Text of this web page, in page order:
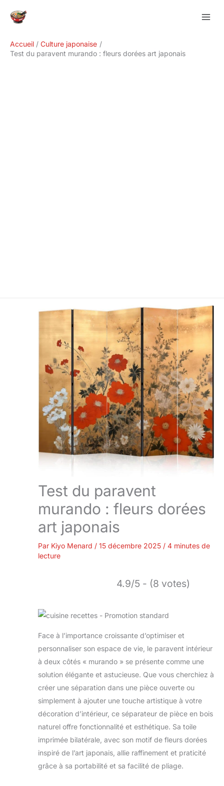
Accueil
Culture japonaise
Test du paravent murando : fleurs dorées art japonais
Test du paravent
murando : fleurs dorées
art japonais
Par Kiyo Menard / 15 décembre 2025 / 4 minutes de
lecture
4.9/5 - (8 votes)
Face à l’importance croissante d’optimiser et
personnaliser son espace de vie, le paravent intérieur
à deux côtés « murando » se présente comme une
solution élégante et astucieuse. Que vous cherchiez à
créer une séparation dans une pièce ouverte ou
simplement à ajouter une touche artistique à votre
décoration d’intérieur, ce séparateur de pièce en bois
naturel offre fonctionnalité et esthétique. Sa toile
imprimée bilatérale, avec son motif de fleurs dorées
inspiré de l’art japonais, allie raffinement et praticité
grâce à sa portabilité et sa facilité de pliage.